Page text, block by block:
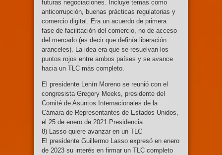
futuras negociaciones. Incluye temas como
anticorrupción, buenas prácticas regulatorias y
comercio digital. Era un acuerdo de primera
fase de facilitación del comercio, no de acceso
del mercado (es decir que definía liberación
aranceles). La idea era que se resuelvan los
puntos rojos entre ambos países y se avance
hacia un TLC más completo.
El presidente Lenín Moreno se reunió con el
congresista Gregory Meeks, presidente del
Comité de Asuntos Internacionales de la
Cámara de Representantes de Estados Unidos,
el 25 de enero de 2021.Presidencia
8) Lasso quiere avanzar en un TLC
El presidente Guillermo Lasso expresó en enero
de 2023 su interés en firmar un TLC completo